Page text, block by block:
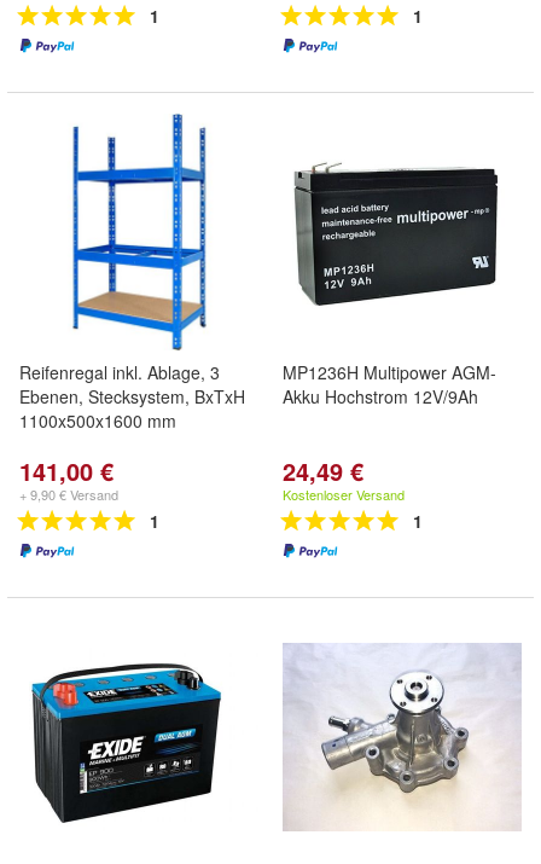
1 1
Reifenregal inkl. Ablage, 3
Ebenen, Stecksystem, BxTxH
1100x500x1600 mm
141,00 €
+ 9,90 € Versand
1
MP1236H Multipower AGM-
Akku Hochstrom 12V/9Ah
24,49 €
Kostenloser Versand
1